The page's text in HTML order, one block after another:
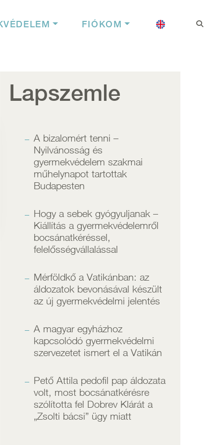
Felhasználói
FIÓKOM Nyelv
Lapszemle
A bizalomért tenni –
Nyilvánosság és
gyermekvédelem szakmai
műhelynapot tartottak
Budapesten
Hogy a sebek gyógyuljanak –
Kiállítás a gyermekvédelemről
bocsánatkéréssel,
felelősségvállalással
Mérföldkő a Vatikánban: az
áldozatok bevonásával készült
az új gyermekvédelmi jelentés
A magyar egyházhoz
kapcsolódó gyermekvédelmi
szervezetet ismert el a Vatikán
Pető Attila pedofil pap áldozata
volt, most bocsánatkérésre
szólította fel Dobrev Klárát a
„Zsolti bácsi” ügy miatt